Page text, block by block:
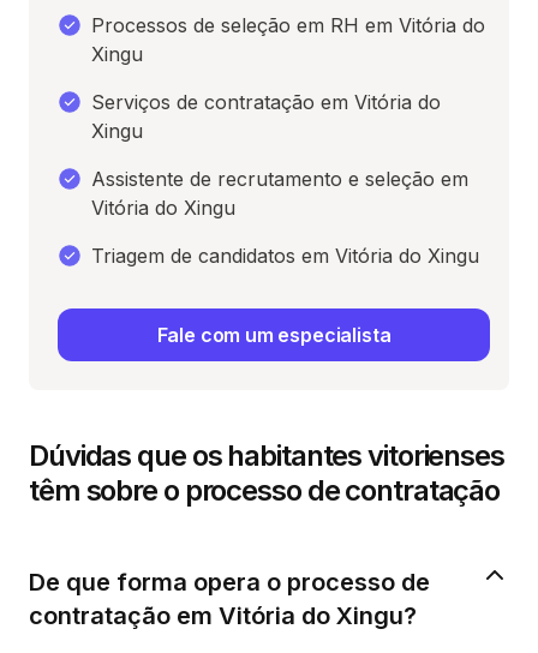
Dúvidas que os habitantes vitorienses
têm sobre o processo de contratação
De que forma opera o processo de
contratação em Vitória do Xingu?
Processos de seleção em RH em Vitória do
Xingu
Serviços de contratação em Vitória do
Xingu
Assistente de recrutamento e seleção em
Vitória do Xingu
Triagem de candidatos em Vitória do Xingu
Fale com um especialista